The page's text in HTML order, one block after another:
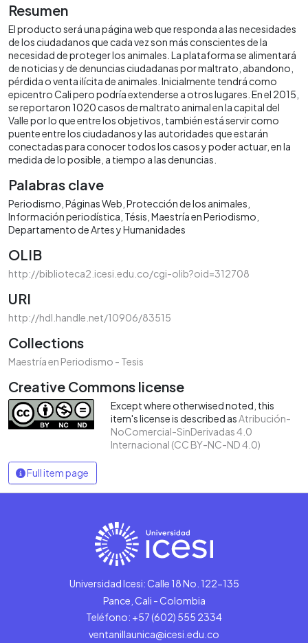
Resumen
El producto será una página web que responda a las necesidades
de los ciudadanos que cada vez son más conscientes de la
necesidad de proteger los animales. La plataforma se alimentará
de noticias y de denuncias ciudadanas por maltrato, abandono,
pérdida o venta ilícita de animales. Inicialmente tendrá como
epicentro Cali pero podría extenderse a otros lugares. En el 2015,
se reportaron 1020 casos de maltrato animal en la capital del
Valle por lo que entre los objetivos, también está servir como
puente entre los ciudadanos y las autoridades que estarán
conectadas para conocer todos los casos y poder actuar, en la
medida de lo posible, a tiempo a las denuncias.
Palabras clave
Periodismo Páginas Web Protección de los animales
Información periodística Tésis Maestría en Periodismo
Departamento de Artes y Humanidades
OLIB
http://biblioteca2.icesi.edu.co/cgi-olib?oid=312708
URI
http://hdl.handle.net/10906/83515
Collections
Maestría en Periodismo - Tesis
Creative Commons license
Except where otherwised noted, this
item's license is described asAtribución-
NoComercial-SinDerivadas 4.0
Internacional (CC BY-NC-ND 4.0)
Full item page
Universidad Icesi: Calle 18 No. 122-135
Pance, Cali - Colombia
Teléfono: +57 (602) 555 2334
ventanillaunica@icesi.edu.co